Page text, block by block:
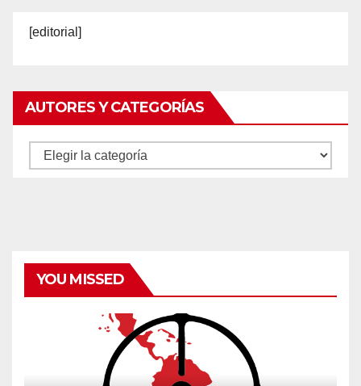
[editorial]
AUTORES Y CATEGORÍAS
Autores
YOU MISSED